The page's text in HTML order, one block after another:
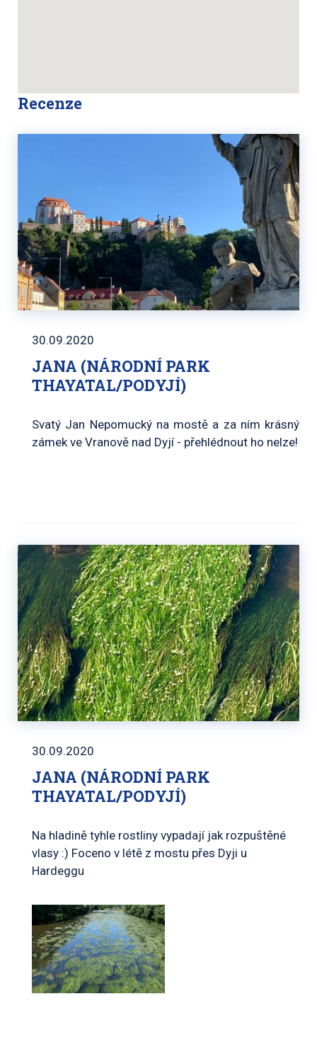
Recenze
30.09.2020
JANA (NÁRODNÍ PARK
THAYATAL/PODYJÍ)
Svatý Jan Nepomucký na mostě a za ním krásný
zámek ve Vranově nad Dyjí - přehlédnout ho nelze!
30.09.2020
JANA (NÁRODNÍ PARK
THAYATAL/PODYJÍ)
Na hladině tyhle rostliny vypadají jak rozpuštěné
vlasy :) Foceno v létě z mostu přes Dyji u
Hardeggu